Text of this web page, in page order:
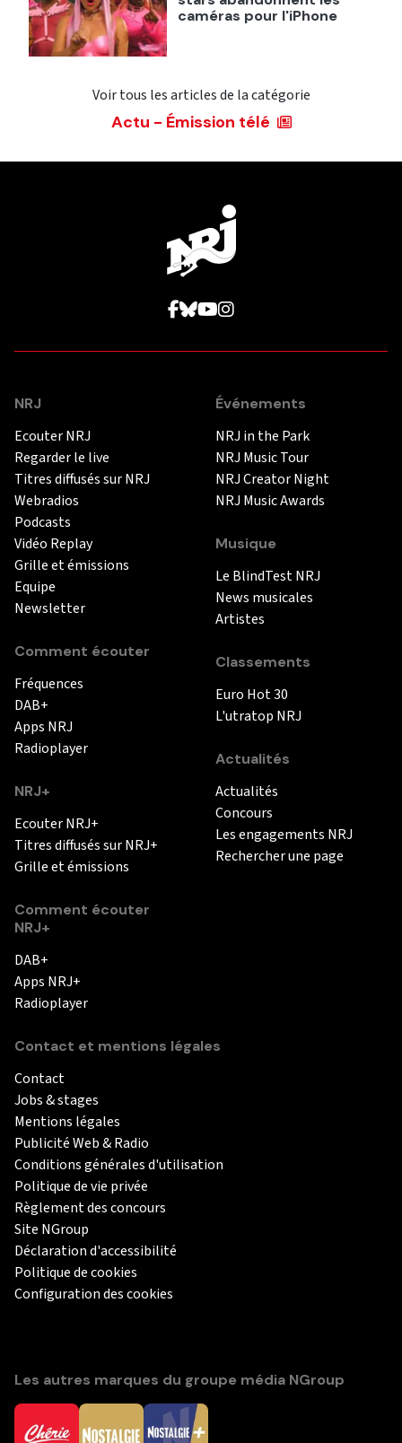
caméras pour l'iPhone
Voir tous les articles de la catégorie
Actu - Émission télé
NRJ
Ecouter NRJ
Regarder le live
Titres diffusés sur NRJ
Webradios
Podcasts
Vidéo Replay
Grille et émissions
Equipe
Newsletter
Comment écouter
Fréquences
DAB+
Apps NRJ
Radioplayer
NRJ+
Ecouter NRJ+
Titres diffusés sur NRJ+
Grille et émissions
Comment écouter
NRJ+
DAB+
Apps NRJ+
Radioplayer
Événements
NRJ in the Park
NRJ Music Tour
NRJ Creator Night
NRJ Music Awards
Musique
Le BlindTest NRJ
News musicales
Artistes
Classements
Euro Hot 30
L'utratop NRJ
Actualités
Actualités
Concours
Les engagements NRJ
Rechercher une page
Contact et mentions légales
Contact
Jobs & stages
Mentions légales
Publicité Web & Radio
Conditions générales d'utilisation
Politique de vie privée
Règlement des concours
Site NGroup
Déclaration d'accessibilité
Politique de cookies
Configuration des cookies
Les autres marques du groupe média NGroup